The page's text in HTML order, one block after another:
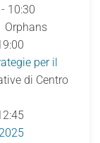
10:30
Orphans
per il
di Centro